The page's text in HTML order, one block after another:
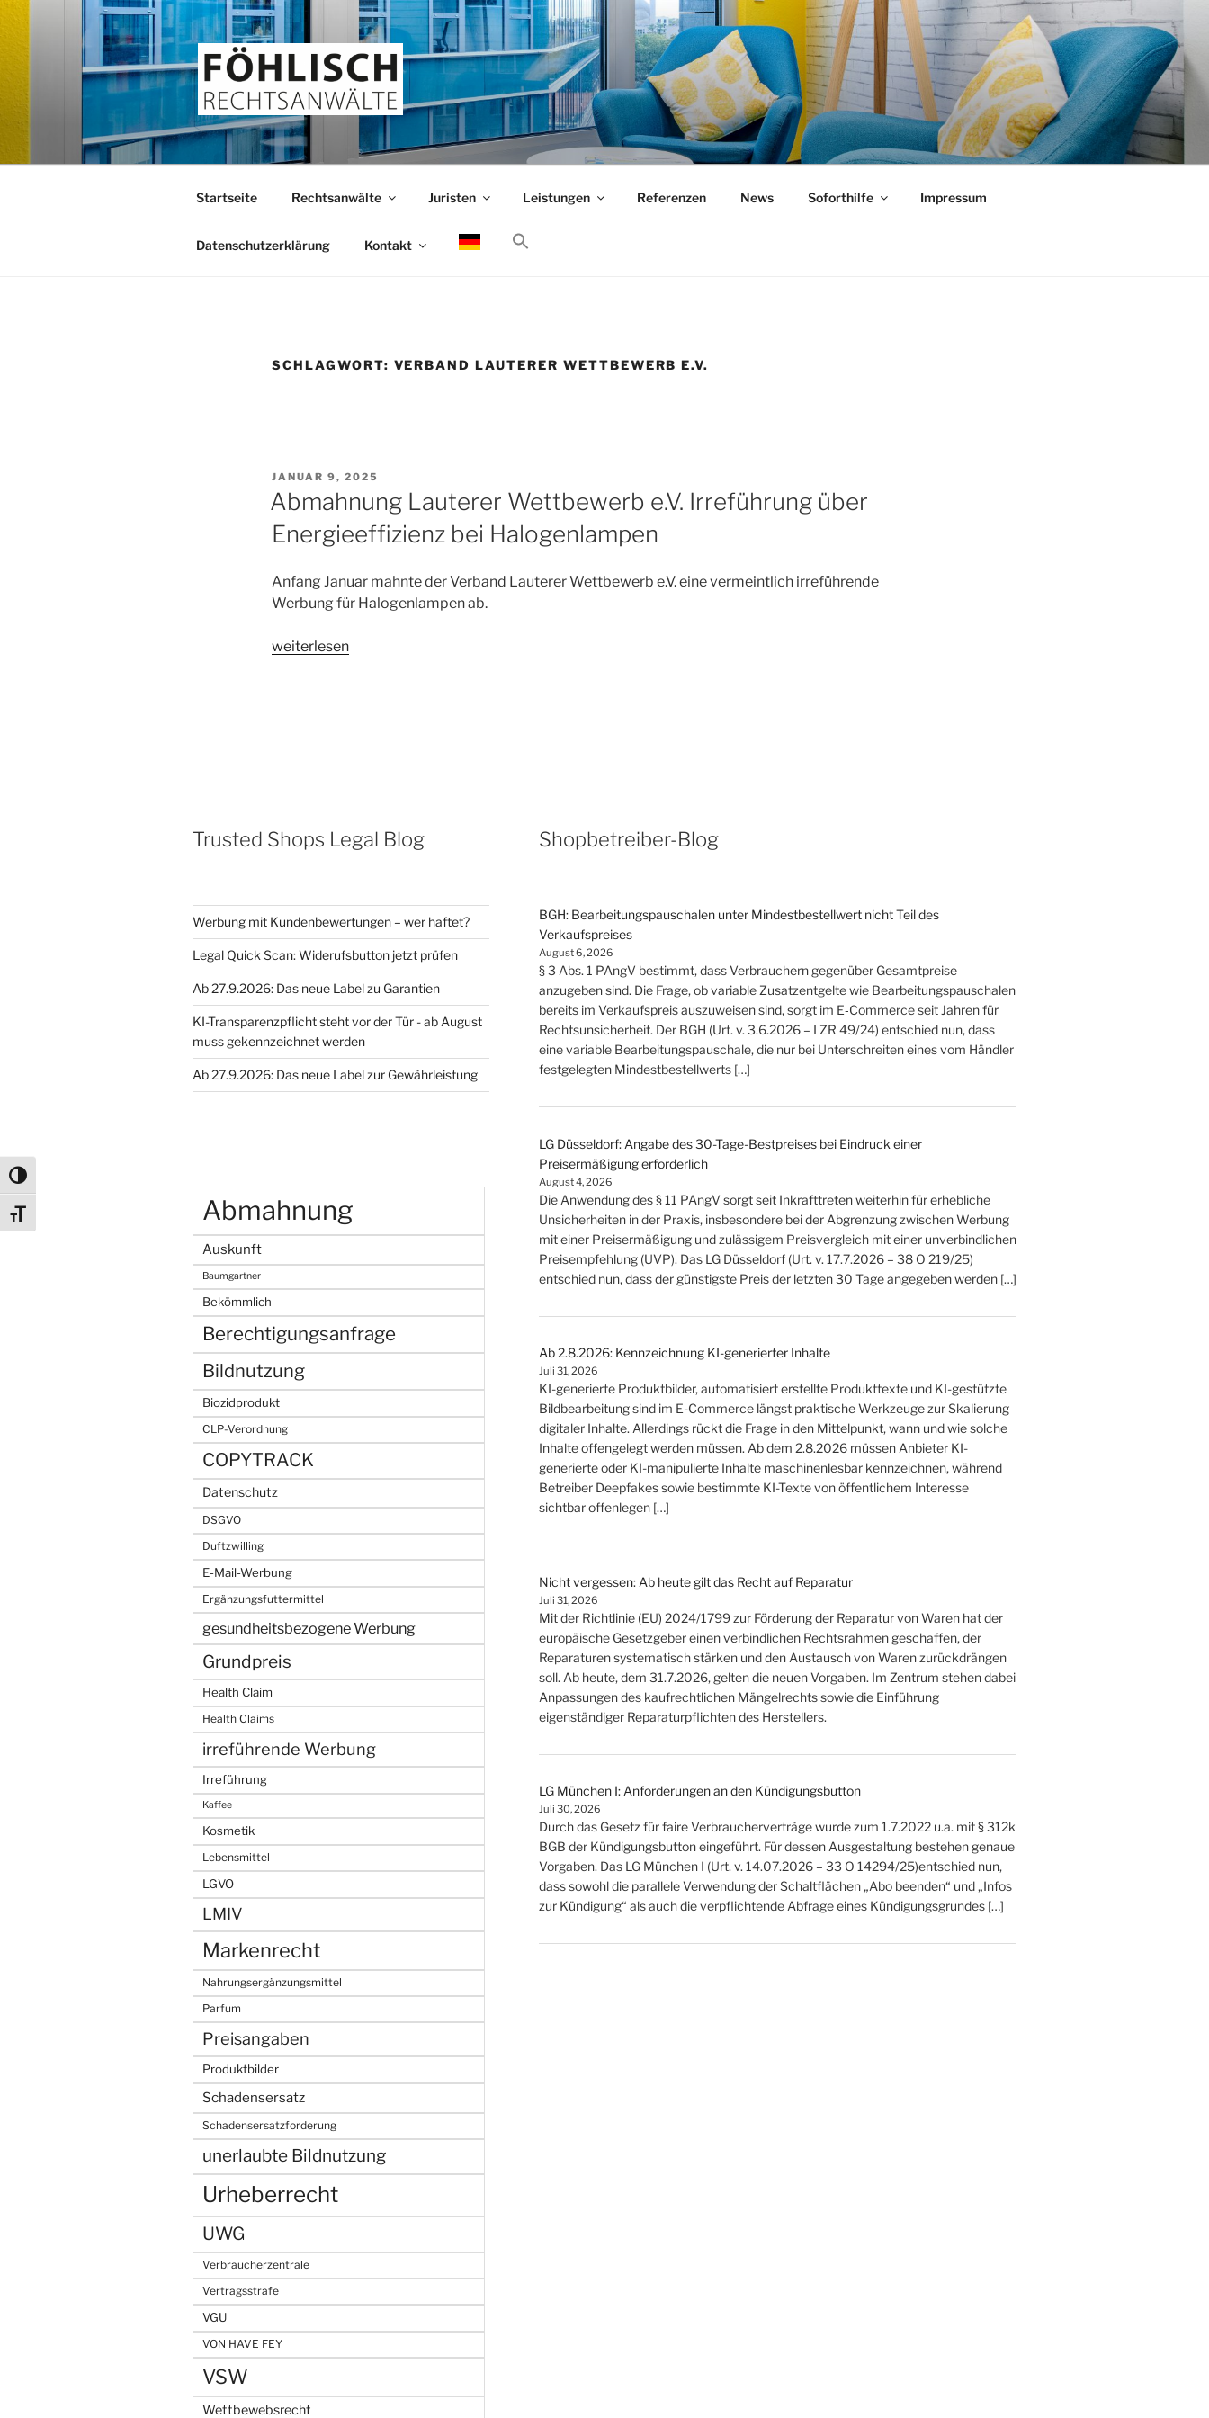
Umschalten auf hohe Kontraste
Schrift vergrößern
Inhalt
FÖHLISCH
Rechtsanwälte
Startseite Rechtsanwälte Juristen Leistungen Referenzen News Soforthilfe Impressum
Datenschutzerklärung Kontakt
SCHLAGWORT: VERBAND LAUTERER WETTBEWERB E.V.
VERÖFFENTLICHT
AM
JANUAR 9, 2025
Abmahnung Lauterer Wettbewerb e.V. Irreführung über
Energieeffizienz bei Halogenlampen
Anfang Januar mahnte der Verband Lauterer Wettbewerb e.V. eine vermeintlich irreführende
Werbung für Halogenlampen ab.
„Abmahnung
weiterlesen
Trusted Shops Legal Blog
Werbung mit Kundenbewertungen – wer haftet?
Legal Quick Scan: Widerufsbutton jetzt prüfen
Ab 27.9.2026: Das neue Label zu Garantien
KI-Transparenzpflicht steht vor der Tür - ab August
muss gekennzeichnet werden
Ab 27.9.2026: Das neue Label zur Gewährleistung
Abmahnung
Auskunft
Baumgartner
Bekömmlich
Berechtigungsanfrage
Bildnutzung
Biozidprodukt
CLP-Verordnung
COPYTRACK
Datenschutz
DSGVO
Duftzwilling
E-Mail-Werbung
Ergänzungsfuttermittel
gesundheitsbezogene Werbung
Grundpreis
Health Claim
Health Claims
irreführende Werbung
Irreführung
Kaffee
Kosmetik
Lebensmittel
LGVO
LMIV
Markenrecht
Nahrungsergänzungsmittel
Parfum
Preisangaben
Produktbilder
Schadensersatz
Schadensersatzforderung
unerlaubte Bildnutzung
Urheberrecht
UWG
Verbraucherzentrale
Vertragsstrafe
VGU
VON HAVE FEY
VSW
Wettbewebsrecht
Shopbetreiber-Blog
BGH: Bearbeitungspauschalen unter Mindestbestellwert nicht Teil des
Verkaufspreises
August 6, 2026
§ 3 Abs. 1 PAngV bestimmt, dass Verbrauchern gegenüber Gesamtpreise
anzugeben sind. Die Frage, ob variable Zusatzentgelte wie Bearbeitungspauschalen
bereits im Verkaufspreis auszuweisen sind, sorgt im E‑Commerce seit Jahren für
Rechtsunsicherheit. Der BGH (Urt. v. 3.6.2026 – I ZR 49/24) entschied nun, dass
eine variable Bearbeitungspauschale, die nur bei Unterschreiten eines vom Händler
festgelegten Mindestbestellwerts […]
LG Düsseldorf: Angabe des 30-Tage-Bestpreises bei Eindruck einer
Preisermäßigung erforderlich
August 4, 2026
Die Anwendung des § 11 PAngV sorgt seit Inkrafttreten weiterhin für erhebliche
Unsicherheiten in der Praxis, insbesondere bei der Abgrenzung zwischen Werbung
mit einer Preisermäßigung und zulässigem Preisvergleich mit einer unverbindlichen
Preisempfehlung (UVP). Das LG Düsseldorf (Urt. v. 17.7.2026 – 38 O 219/25)
entschied nun, dass der günstigste Preis der letzten 30 Tage angegeben werden […]
Ab 2.8.2026: Kennzeichnung KI-generierter Inhalte
Juli 31, 2026
KI-generierte Produktbilder, automatisiert erstellte Produkttexte und KI-gestützte
Bildbearbeitung sind im E-Commerce längst praktische Werkzeuge zur Skalierung
digitaler Inhalte. Allerdings rückt die Frage in den Mittelpunkt, wann und wie solche
Inhalte offengelegt werden müssen. Ab dem 2.8.2026 müssen Anbieter KI-
generierte oder KI-manipulierte Inhalte maschinenlesbar kennzeichnen, während
Betreiber Deepfakes sowie bestimmte KI-Texte von öffentlichem Interesse
sichtbar offenlegen […]
Nicht vergessen: Ab heute gilt das Recht auf Reparatur
Juli 31, 2026
Mit der Richtlinie (EU) 2024/1799 zur Förderung der Reparatur von Waren hat der
europäische Gesetzgeber einen verbindlichen Rechtsrahmen geschaffen, der
Reparaturen systematisch stärken und den Austausch von Waren zurückdrängen
soll. Ab heute, dem 31.7.2026, gelten die neuen Vorgaben. Im Zentrum stehen dabei
Anpassungen des kaufrechtlichen Mängelrechts sowie die Einführung
eigenständiger Reparaturpflichten des Herstellers.
LG München I: Anforderungen an den Kündigungsbutton
Juli 30, 2026
Durch das Gesetz für faire Verbraucherverträge wurde zum 1.7.2022 u.a. mit § 312k
BGB der Kündigungsbutton eingeführt. Für dessen Ausgestaltung bestehen genaue
Vorgaben. Das LG München I (Urt. v. 14.07.2026 – 33 O 14294/25)entschied nun,
dass sowohl die parallele Verwendung der Schaltflächen „Abo beenden“ und „Infos
zur Kündigung“ als auch die verpflichtende Abfrage eines Kündigungsgrundes […]